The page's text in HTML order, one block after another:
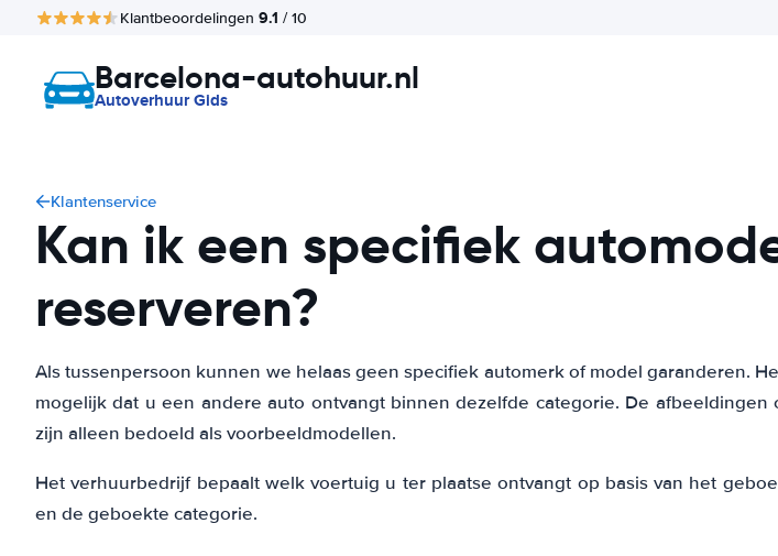
Klantbeoordelingen 9.1 / 10
Barcelona-autohuur.nl
Autoverhuur Gids
Klantenservice
Kan ik een specifiek
reserveren?
Als tussenpersoon kunnen we helaas geen specifiek automerk of model garanderen.
mogelijk dat u een andere auto ontvangt binnen dezelfde categorie. De afbeeldingen
zijn alleen bedoeld als voorbeeldmodellen.
Het verhuurbedrijf bepaalt welk voertuig u ter plaatse ontvangt op basis van het
en de geboekte categorie.